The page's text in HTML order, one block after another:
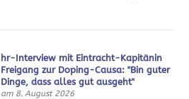
hr-Interview mit Eintracht-Kapitänin
Freigang zur Doping-Causa: "Bin guter
Dinge, dass alles gut ausgeht"
am 8. August 2026